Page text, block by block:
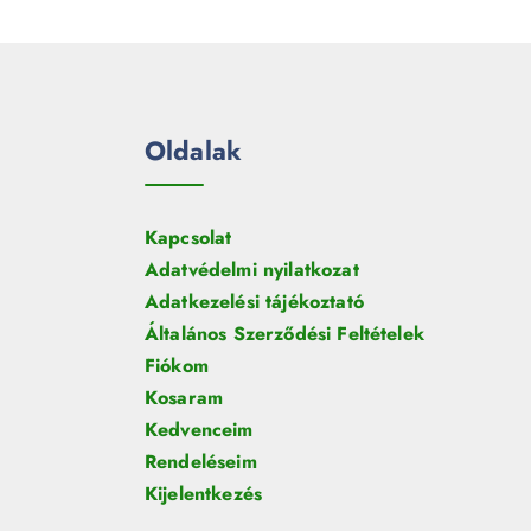
Oldalak
Kapcsolat
Adatvédelmi nyilatkozat
Adatkezelési tájékoztató
Általános Szerződési Feltételek
Fiókom
Kosaram
Kedvenceim
Rendeléseim
Kijelentkezés